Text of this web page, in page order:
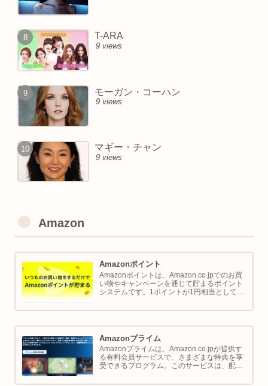
T-ARA
9 views
モーガン・コーハン
9 views
マギー・チャン
9 views
Amazon
Amazonポイント
Amazonポイントは、Amazon.co.jpでのお買
い物やキャンペーンを通じて貯まるポイント
システムです。1ポイントが1円相当として、
では Amazon ポイントの使い方と貯め方を解
Amazonプライム
Amazonプライムは、Amazon.co.jpが提供す
る有料会員サービスで、さまざまな特典を享
受できるプログラム。このサービスは、配送
実、さらには限定割引までをカバーし、日常